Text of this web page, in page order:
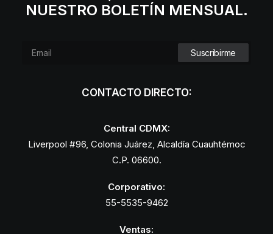
NUESTRO BOLETÍN MENSUAL.
CONTACTO DIRECTO:
Central CDMX:
Liverpool #96, Colonia Juárez, Alcaldía Cuauhtémoc
C.P. 06600.
Corporativo:
55-5535-9462
Ventas: